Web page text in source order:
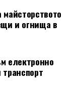
и огнища в
електронно